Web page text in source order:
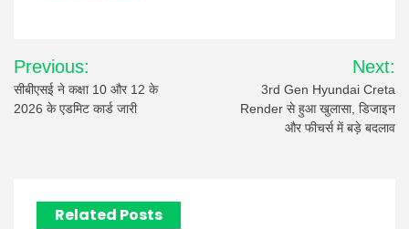
Post
navigation
Previous:
सीबीएसई ने कक्षा 10 और 12 के
2026 के एडमिट कार्ड जारी
Next:
3rd Gen Hyundai Creta
Render से हुआ खुलासा, डिजाइन
और फीचर्स में बड़े बदलाव
Related Posts